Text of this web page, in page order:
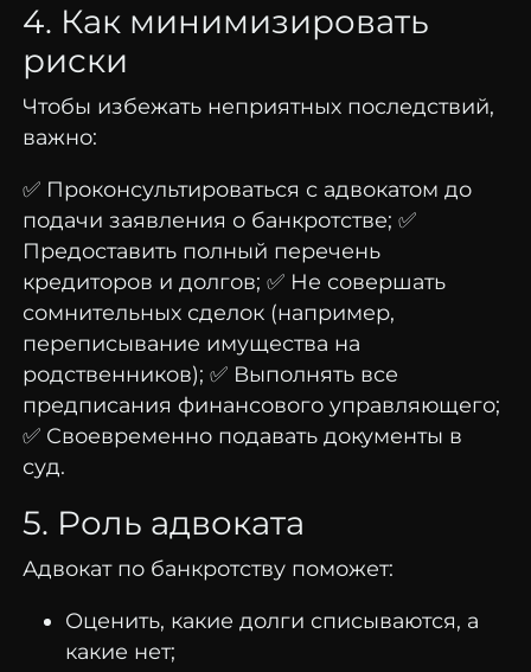
4. Как минимизировать
риски
Чтобы избежать неприятных последствий,
важно:
✅ Проконсультироваться с адвокатом до
подачи заявления о банкротстве; ✅
Предоставить полный перечень
кредиторов и долгов; ✅ Не совершать
сомнительных сделок (например,
переписывание имущества на
родственников); ✅ Выполнять все
предписания финансового управляющего;
✅ Своевременно подавать документы в
суд.
5. Роль адвоката
Адвокат по банкротству поможет:
Оценить, какие долги списываются, а
какие нет;